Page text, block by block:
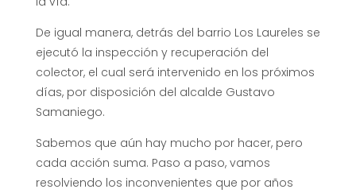
De igual manera, detrás del barrio Los Laureles se
ejecutó la inspección y recuperación del
colector, el cual será intervenido en los próximos
días, por disposición del alcalde Gustavo
Samaniego.
Sabemos que aún hay mucho por hacer, pero
cada acción suma. Paso a paso, vamos
resolviendo los inconvenientes que por años